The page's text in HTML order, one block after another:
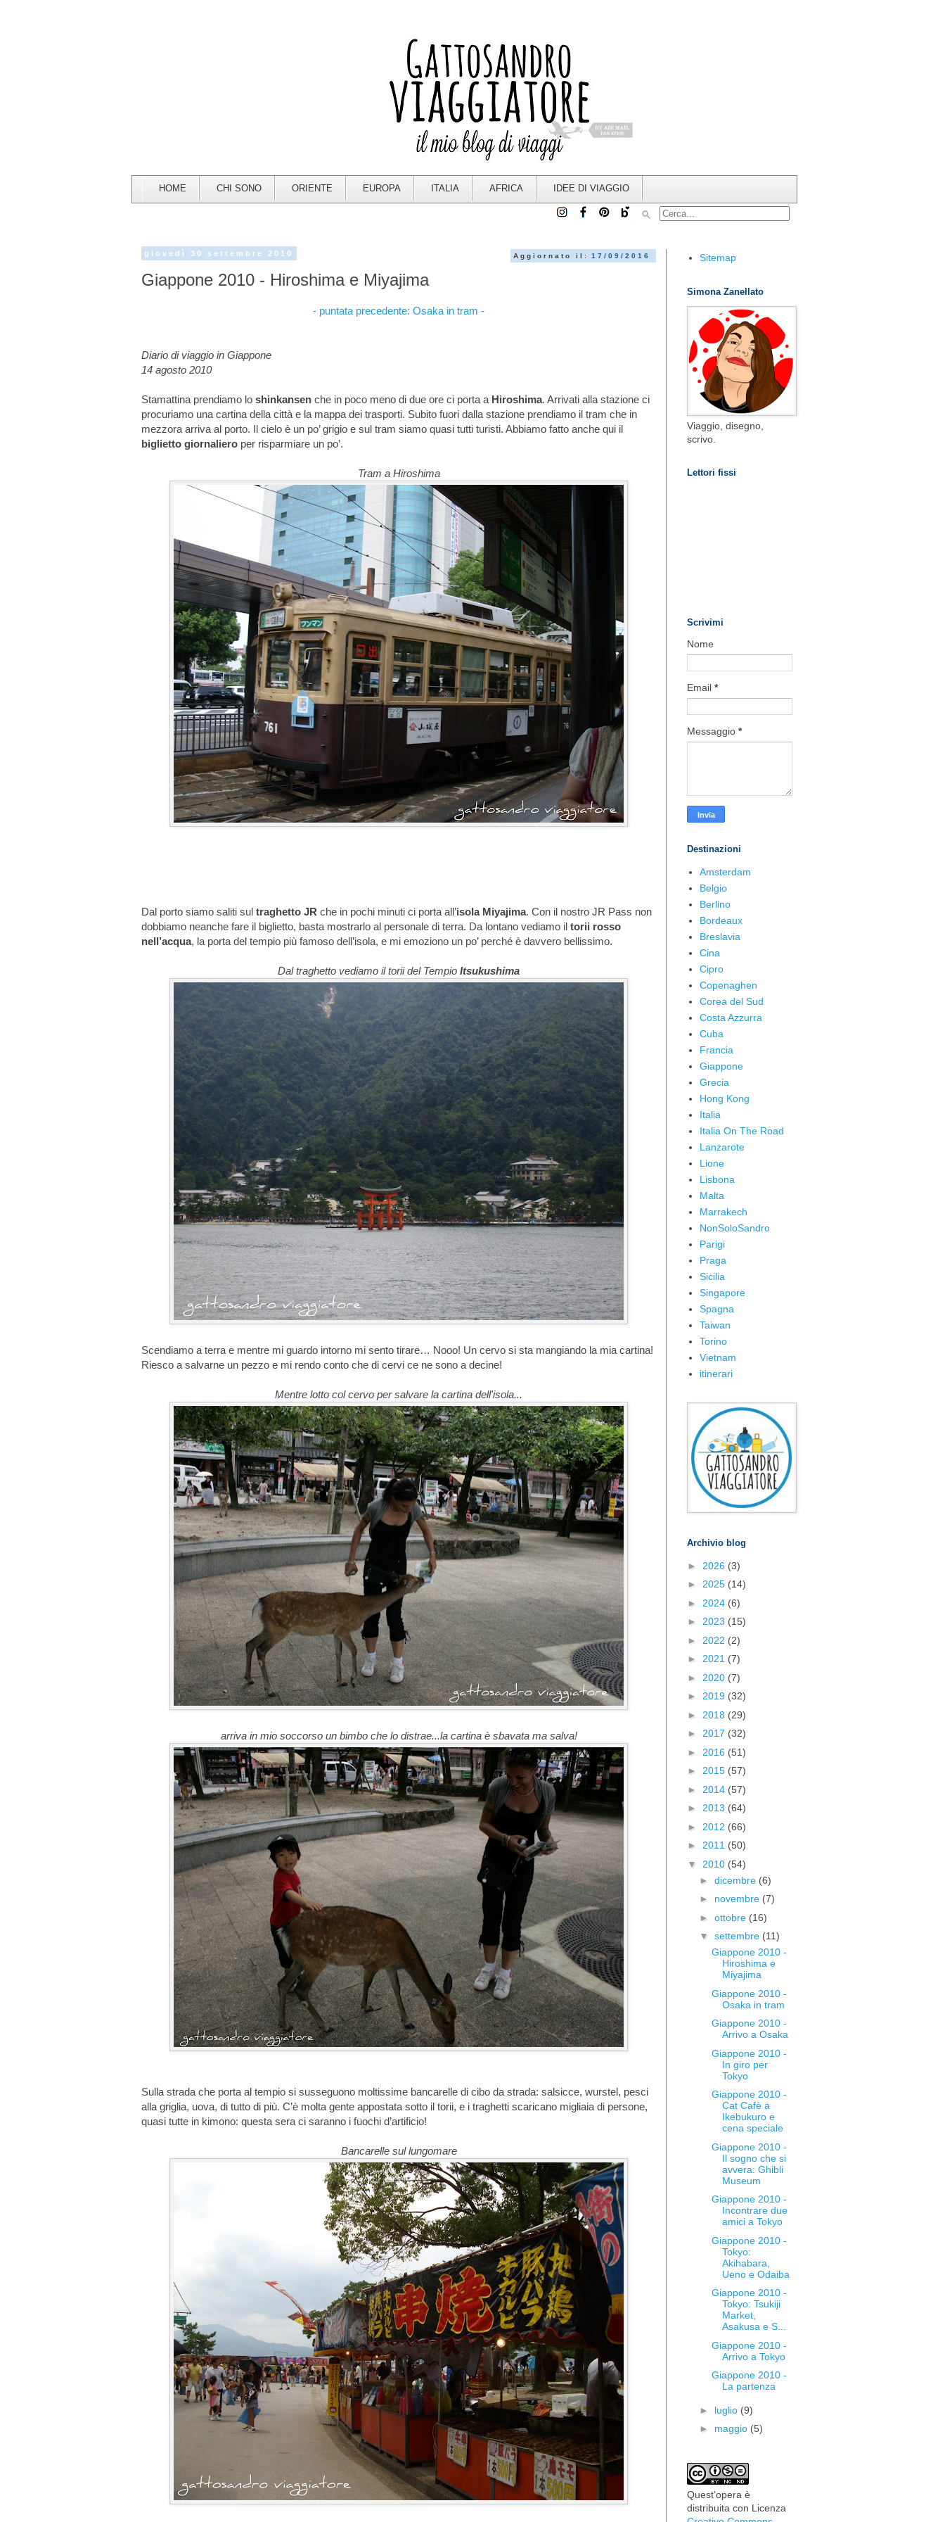
HOME CHI SONO ORIENTE EUROPA ITALIA AFRICA IDEE DI VIAGGIO
giovedì 30 settembre 2010 Aggiornato il: 17/09/2016
Giappone 2010 - Hiroshima e Miyajima
- puntata precedente: Osaka in tram -
Diario di viaggio in Giappone
14 agosto 2010
Stamattina prendiamo lo shinkansen che in poco meno di due ore ci porta a Hiroshima. Arrivati alla stazione ci
procuriamo una cartina della città e la mappa dei trasporti. Subito fuori dalla stazione prendiamo il tram che in
mezzora arriva al porto. Il cielo è un po’ grigio e sul tram siamo quasi tutti turisti. Abbiamo fatto anche qui il
biglietto giornaliero per risparmiare un po’.
Tram a Hiroshima
Dal porto siamo saliti sul traghetto JR che in pochi minuti ci porta all’isola Miyajima. Con il nostro JR Pass non
dobbiamo neanche fare il biglietto, basta mostrarlo al personale di terra. Da lontano vediamo il torii rosso
nell’acqua, la porta del tempio più famoso dell’isola, e mi emoziono un po’ perché è davvero bellissimo.
Dal traghetto vediamo il torii del Tempio Itsukushima
Scendiamo a terra e mentre mi guardo intorno mi sento tirare… Nooo! Un cervo si sta mangiando la mia cartina!
Riesco a salvarne un pezzo e mi rendo conto che di cervi ce ne sono a decine!
Mentre lotto col cervo per salvare la cartina dell'isola...
arriva in mio soccorso un bimbo che lo distrae...la cartina è sbavata ma salva!
Sulla strada che porta al tempio si susseguono moltissime bancarelle di cibo da strada: salsicce, wurstel, pesci
alla griglia, uova, di tutto di più. C’è molta gente appostata sotto il torii, e i traghetti scaricano migliaia di persone,
quasi tutte in kimono: questa sera ci saranno i fuochi d’artificio!
Bancarelle sul lungomare
Sitemap
Simona Zanellato
Viaggio, disegno,
scrivo.
Lettori fissi
Scrivimi
Nome
Email *
Messaggio *
Destinazioni
Amsterdam
Belgio
Berlino
Bordeaux
Breslavia
Cina
Cipro
Copenaghen
Corea del Sud
Costa Azzurra
Cuba
Francia
Giappone
Grecia
Hong Kong
Italia
Italia On The Road
Lanzarote
Lione
Lisbona
Malta
Marrakech
NonSoloSandro
Parigi
Praga
Sicilia
Singapore
Spagna
Taiwan
Torino
Vietnam
itinerari
Archivio blog
► 2026 (3)
► 2025 (14)
► 2024 (6)
► 2023 (15)
► 2022 (2)
► 2021 (7)
► 2020 (7)
► 2019 (32)
► 2018 (29)
► 2017 (32)
► 2016 (51)
► 2015 (57)
► 2014 (57)
► 2013 (64)
► 2012 (66)
► 2011 (50)
▼ 2010 (54)
► dicembre (6)
► novembre (7)
► ottobre (16)
▼ settembre (11)
Giappone 2010 -
Hiroshima e
Miyajima
Giappone 2010 -
Osaka in tram
Giappone 2010 -
Arrivo a Osaka
Giappone 2010 -
In giro per
Tokyo
Giappone 2010 -
Cat Cafè a
Ikebukuro e
cena speciale
Giappone 2010 -
Il sogno che si
avvera: Ghibli
Museum
Giappone 2010 -
Incontrare due
amici a Tokyo
Giappone 2010 -
Tokyo:
Akihabara,
Ueno e Odaiba
Giappone 2010 -
Tokyo: Tsukiji
Market,
Asakusa e S...
Giappone 2010 -
Arrivo a Tokyo
Giappone 2010 -
La partenza
► luglio (9)
► maggio (5)
Quest'opera è
distribuita con Licenza